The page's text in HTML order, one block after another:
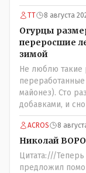
налоговая
ради
жизненно
ТТ 8 августа
Огурцы
переросшие
зимой
Не люблю такие
майонез). Сто
добавками, и
ACROS 8
Николай
Цитата:///
предложил